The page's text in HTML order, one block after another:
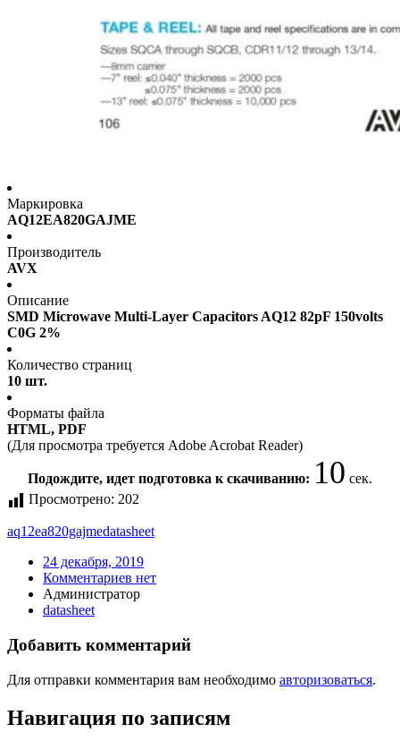
Маркировка
AQ12EA820GAJME
Производитель
AVX
Описание
SMD Microwave Multi-Layer Capacitors AQ12 82pF 150volts
C0G 2%
Количество страниц
10 шт.
Форматы файла
HTML, PDF
(Для просмотра требуется Adobe Acrobat Reader)
Подождите, идет подготовка к скачиванию: 10 сек.
Просмотрено: 202
aq12ea820gajmedatasheet
24 декабря, 2019
Комментариев нет
Администратор
datasheet
Добавить комментарий
Для отправки комментария вам необходимо авторизоваться.
Навигация по записям